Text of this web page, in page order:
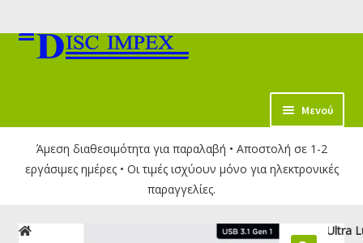
Απευθείας
μετάβαση
Μετάβαση
Μενού
Άμεση διαθεσιμότητα για παραλαβή • Αποστολή σε 1-2
εργάσιμες ημέρες • Οι τιμές ισχύουν μόνο για ηλεκτρονικές
παραγγελίες.
USB 3.0
SanDisk Ultra